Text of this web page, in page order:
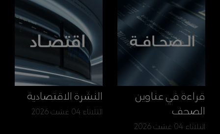
قراءة في عناوين
الصحف
الثلاثاء 04 غشت 2026
النشرة الاقتصادية
الثلاثاء 04 غشت 2026